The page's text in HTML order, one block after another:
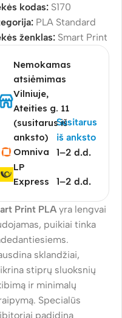
kodas: S170
PLA Standard
ženklas: Smart Print
Nemokamas
atsiėmimas
Vilniuje,
Ateities g. 11
(susitarus iš
anksto)
Susitarus
iš anksto
Omniva
1–2 d.d.
LP
Express
1–2 d.d.
Print PLA yra lengvai
puikiai tinka
sklandžiai,
stiprų sluoksnių
ir minimalų
Specialūs
padidina